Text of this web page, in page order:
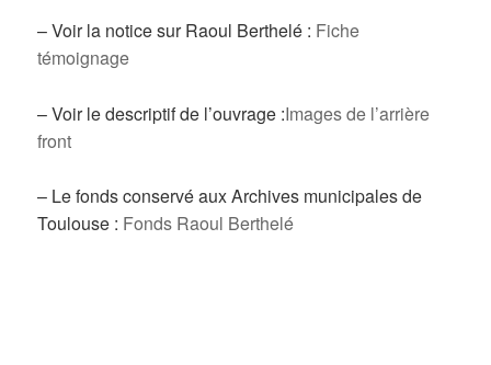
– Voir la notice sur Raoul Berthelé : Fiche
témoignage
– Voir le descriptif de l’ouvrage :Images de l’arrière
front
– Le fonds conservé aux Archives municipales de
Toulouse : Fonds Raoul Berthelé